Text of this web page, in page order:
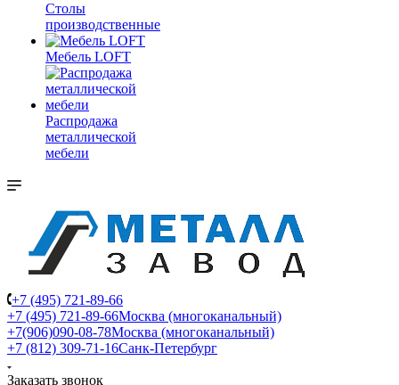
Столы
производственные
Мебель LOFT
Распродажа
металлической
мебели
+7 (495) 721-89-66
+7 (495) 721-89-66Москва (многоканальный)
+7(906)090-08-78Москва (многоканальный)
+7 (812) 309-71-16Санк-Петербург
Заказать звонок